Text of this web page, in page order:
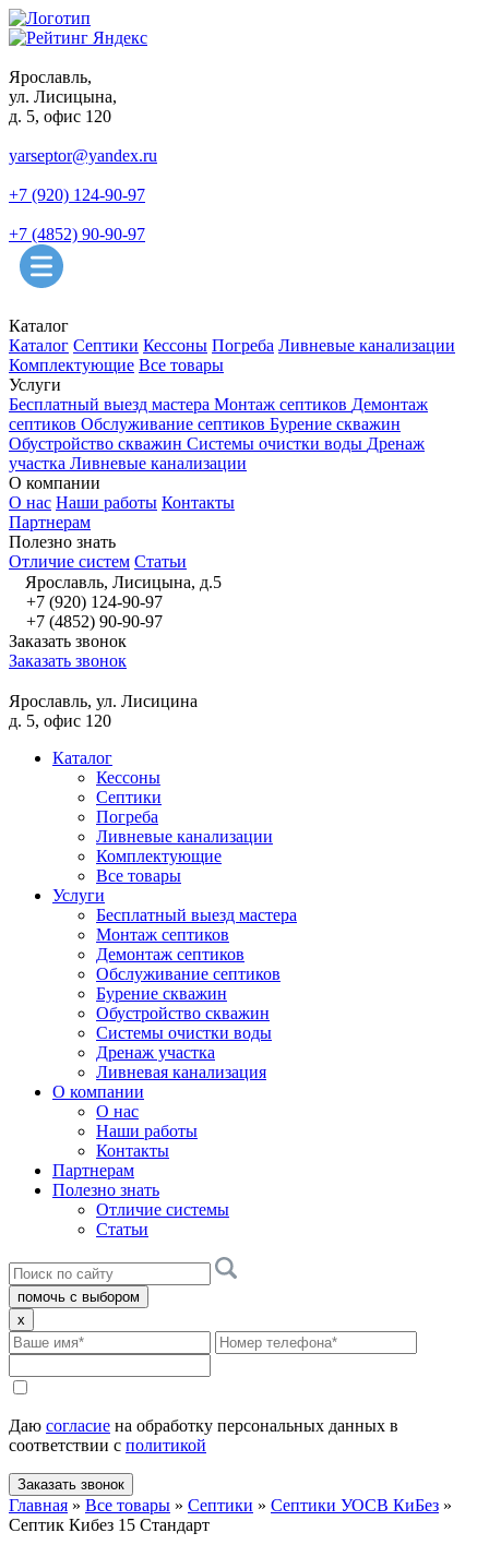
Ярославль,
ул. Лисицына,
д. 5, офис 120
yarseptor@yandex.ru
+7 (920) 124-90-97
+7 (4852) 90-90-97
Каталог
Каталог Септики Кессоны Погреба Ливневые канализации
Комплектующие Все товары
Услуги
Бесплатный выезд мастера Монтаж септиков Демонтаж
септиков Обслуживание септиков Бурение скважин
Обустройство скважин Системы очистки воды Дренаж
участка Ливневые канализации
О компании
О нас Наши работы Контакты
Партнерам
Полезно знать
Отличие систем Статьи
Ярославль, Лисицына, д.5
+7 (920) 124-90-97
+7 (4852) 90-90-97
Заказать звонок
Заказать звонок
Ярославль, ул. Лисицина
д. 5, офис 120
Каталог
Кессоны
Септики
Погреба
Ливневые канализации
Комплектующие
Все товары
Услуги
Бесплатный выезд мастера
Монтаж септиков
Демонтаж септиков
Обслуживание септиков
Бурение скважин
Обустройство скважин
Системы очистки воды
Дренаж участка
Ливневая канализация
О компании
О нас
Наши работы
Контакты
Партнерам
Полезно знать
Отличие системы
Статьи
помочь с выбором
x
Даю согласие на обработку персональных данных в
соответствии с политикой
Заказать звонок
Главная » Все товары » Септики » Септики УОСВ КиБез »
Септик Кибез 15 Стандарт